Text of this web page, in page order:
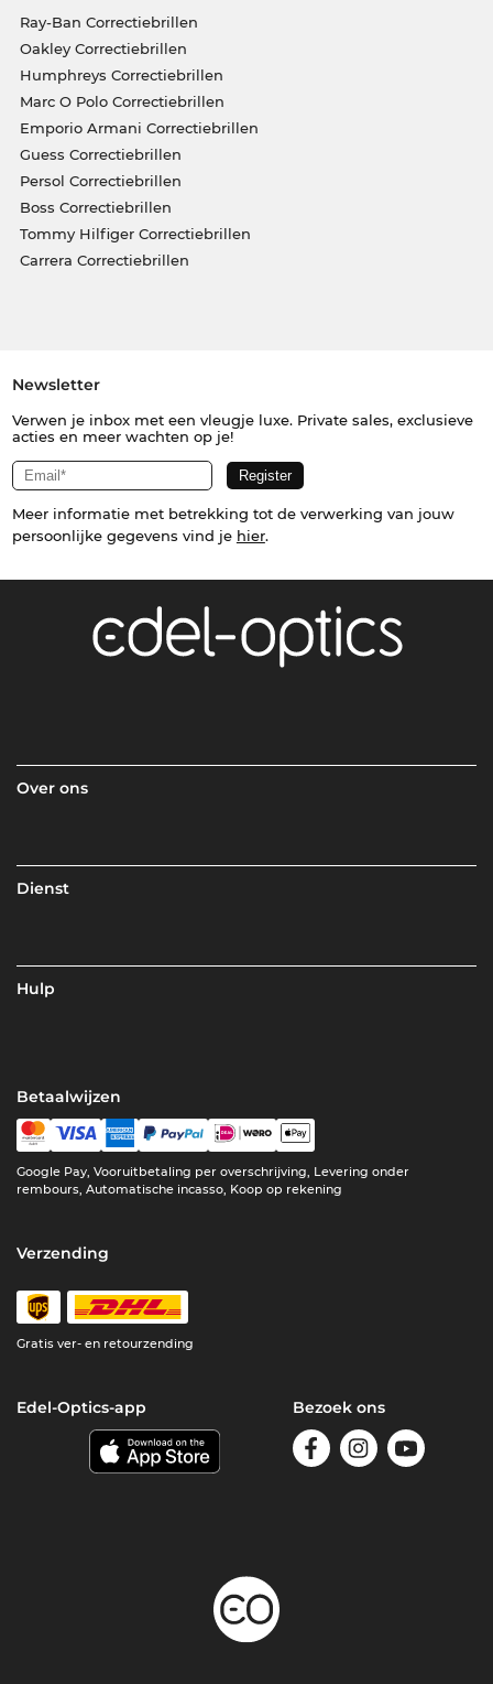
Ray-Ban Correctiebrillen
Oakley Correctiebrillen
Humphreys Correctiebrillen
Marc O Polo Correctiebrillen
Emporio Armani Correctiebrillen
Guess Correctiebrillen
Persol Correctiebrillen
Boss Correctiebrillen
Tommy Hilfiger Correctiebrillen
Carrera Correctiebrillen
Newsletter
Verwen je inbox met een vleugje luxe. Private sales, exclusieve
acties en meer wachten op je!
Meer informatie met betrekking tot de verwerking van jouw
persoonlijke gegevens vind je hier.
Over ons
Dienst
Hulp
Betaalwijzen
Google Pay, Vooruitbetaling per overschrijving, Levering onder
rembours, Automatische incasso, Koop op rekening
Verzending
Gratis ver- en retourzending
Edel-Optics-app Bezoek ons